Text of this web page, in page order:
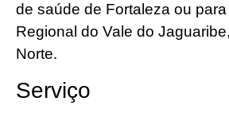
de saúde de Fortaleza ou para
Regional do Vale do
Norte.
Serviço